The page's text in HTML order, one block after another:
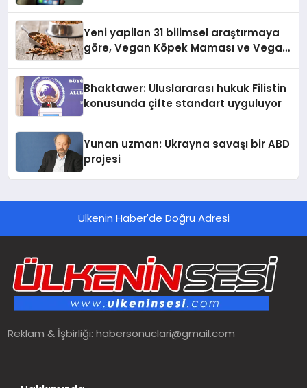
Yeni yapilan 31 bilimsel araştırmaya
göre, Vegan Köpek Maması ve Vegan
Bhaktawer: Uluslararası hukuk Filistin
konusunda çifte standart uyguluyor
Yunan uzman: Ukrayna savaşı bir ABD
projesi
Ülkenin Haber'de Doğru Adresi
Reklam & İşbirliği:habersonuclari@gmail.com